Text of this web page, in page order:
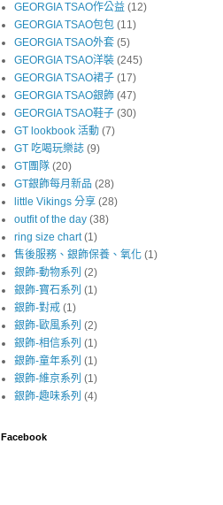
GEORGIA TSAO作公益 (12)
GEORGIA TSAO包包 (11)
GEORGIA TSAO外套 (5)
GEORGIA TSAO洋裝 (245)
GEORGIA TSAO裙子 (17)
GEORGIA TSAO銀飾 (47)
GEORGIA TSAO鞋子 (30)
GT lookbook 活動 (7)
GT 吃喝玩樂誌 (9)
GT團隊 (20)
GT銀飾每月新品 (28)
little Vikings 分享 (28)
outfit of the day (38)
ring size chart (1)
售後服務、銀飾保養、氧化 (1)
銀飾-動物系列 (2)
銀飾-寶石系列 (1)
銀飾-對戒 (1)
銀飾-歐風系列 (2)
銀飾-相信系列 (1)
銀飾-童年系列 (1)
銀飾-維京系列 (1)
銀飾-趣味系列 (4)
Facebook